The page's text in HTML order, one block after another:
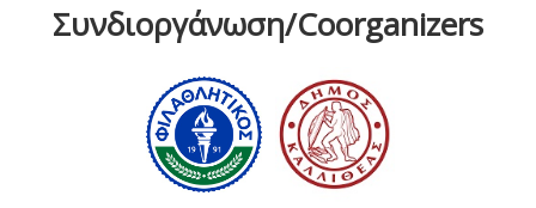
Συνδιοργάνωση/Coorganizers